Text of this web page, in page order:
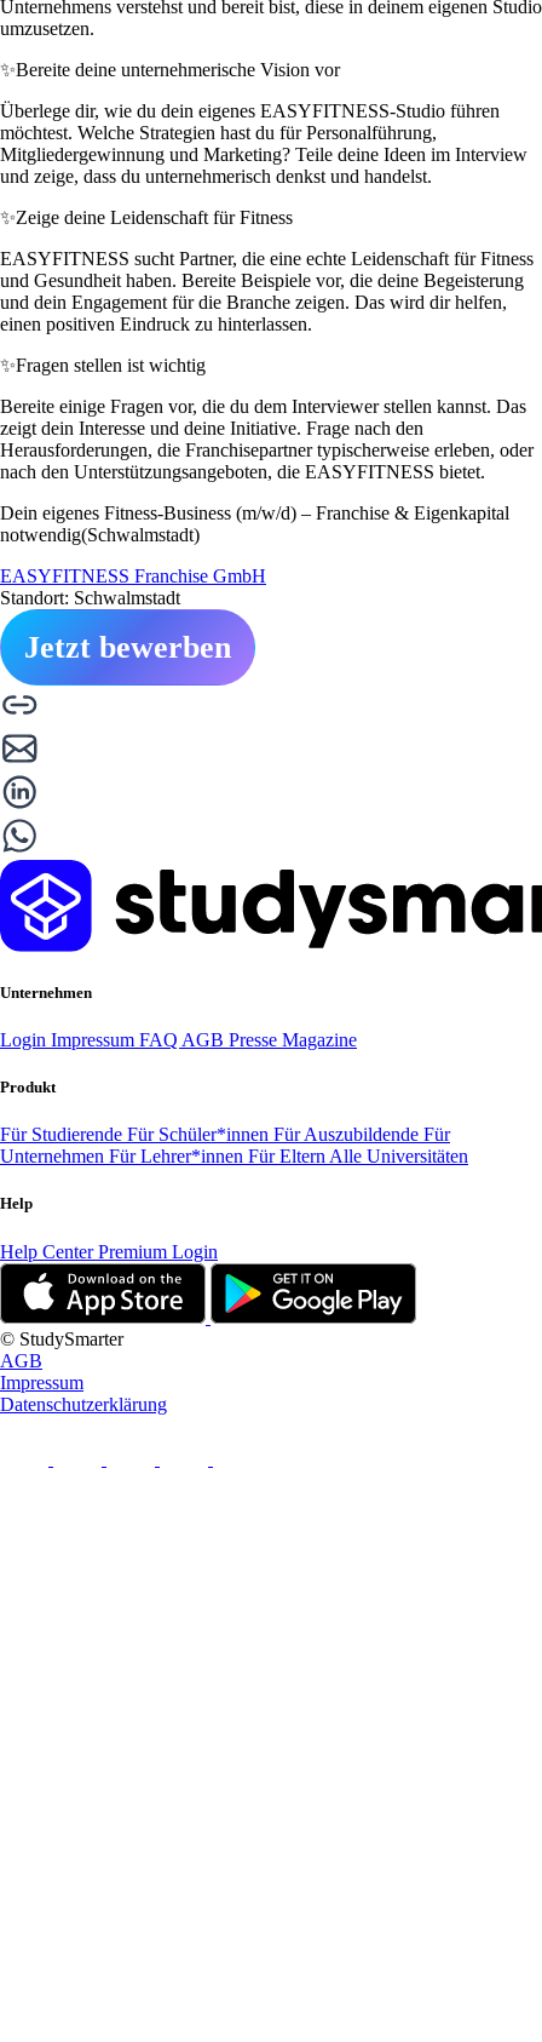
Unternehmens verstehst und bereit bist, diese in deinem eigenen Studio
umzusetzen.
✨Bereite deine unternehmerische Vision vor
Überlege dir, wie du dein eigenes EASYFITNESS-Studio führen
möchtest. Welche Strategien hast du für Personalführung,
Mitgliedergewinnung und Marketing? Teile deine Ideen im Interview
und zeige, dass du unternehmerisch denkst und handelst.
✨Zeige deine Leidenschaft für Fitness
EASYFITNESS sucht Partner, die eine echte Leidenschaft für Fitness
und Gesundheit haben. Bereite Beispiele vor, die deine Begeisterung
und dein Engagement für die Branche zeigen. Das wird dir helfen,
einen positiven Eindruck zu hinterlassen.
✨Fragen stellen ist wichtig
Bereite einige Fragen vor, die du dem Interviewer stellen kannst. Das
zeigt dein Interesse und deine Initiative. Frage nach den
Herausforderungen, die Franchisepartner typischerweise erleben, oder
nach den Unterstützungsangeboten, die EASYFITNESS bietet.
Dein eigenes Fitness-Business (m/w/d) – Franchise & Eigenkapital
notwendig(Schwalmstadt)
EASYFITNESS Franchise GmbH
Standort: Schwalmstadt
Jetzt bewerben
Unternehmen
Login Impressum FAQ AGB Presse Magazine
Produkt
Für Studierende Für Schüler*innen Für Auszubildende Für
Unternehmen Für Lehrer*innen Für Eltern Alle Universitäten
Help
Help CenterPremium Login
© StudySmarter
AGB
Impressum
Datenschutzerklärung